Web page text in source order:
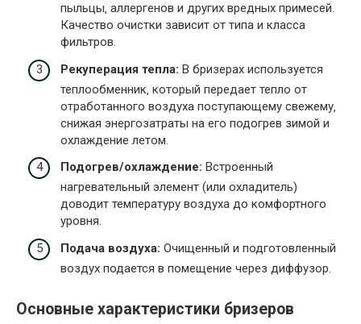
пыльцы‚ аллергенов и других вредных примесей.
Качество очистки зависит от типа и класса
фильтров.
Рекуперация тепла: В бризерах используется
теплообменник‚ который передает тепло от
отработанного воздуха поступающему свежему‚
снижая энергозатраты на его подогрев зимой и
охлаждение летом.
Подогрев/охлаждение: Встроенный
нагревательный элемент (или охладитель)
доводит температуру воздуха до комфортного
уровня.
Подача воздуха: Очищенный и подготовленный
воздух подается в помещение через диффузор.
Основные характеристики бризеров